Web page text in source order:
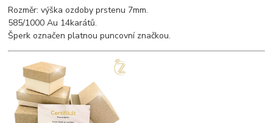
Rozměr: výška ozdoby prstenu 7mm.
585/1000 Au 14karátů.
Šperk označen platnou puncovní značkou.